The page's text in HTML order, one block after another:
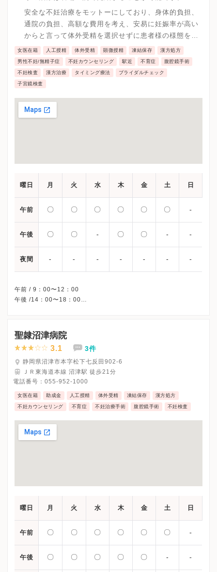
安全な不妊治療をモットーにしており、身体的負担、
通院の負担、高額な費用を考え、安易に妊娠率が高い
からと言って体外受精を選択せずに患者様の様態を観
ながらオーダーメイドの治療を提示していきます。
女医在籍 人工授精 体外受精 顕微授精 凍結保存 漢方処方
男性不妊/無精子症 不妊カウンセリング 駅近 不育症 腹腔鏡手術
不妊検査 漢方治療 タイミング療法 ブライダルチェック
子宮鏡検査
曜日 月 火 水 木 金 土 日
午前 〇 〇 〇 〇 〇 〇 -
午後 〇 〇 - 〇 〇 - -
夜間 - - - - - - -
午前 / 9：00〜12：00
午後 /14：00〜18：00
聖隷沼津病院
3.1 3件
静岡県沼津市本字松下七反田902-6
ＪＲ東海道本線 沼津駅 徒歩21分
電話番号： 055-952-1000
女医在籍 助成金 人工授精 体外受精 凍結保存 漢方処方
不妊カウンセリング 不育症 不妊治療手術 腹腔鏡手術 不妊検査
曜日 月 火 水 木 金 土 日
午前 〇 〇 〇 〇 〇 〇 -
午後 〇 〇 〇 〇 〇 - -